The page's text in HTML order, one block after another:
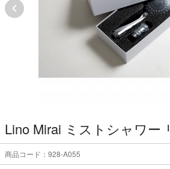
Lino Mirai ミストシャワー
商品コード：928-A055